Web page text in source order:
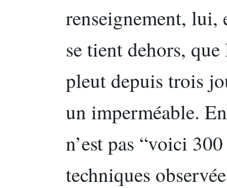
renseignement, lui,
se tient dehors,
pleut depuis trois
un imperméable.
n’est pas “voici
techniques